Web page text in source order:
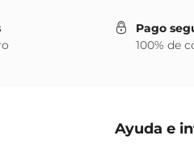
Pago
100% de
Ayuda e